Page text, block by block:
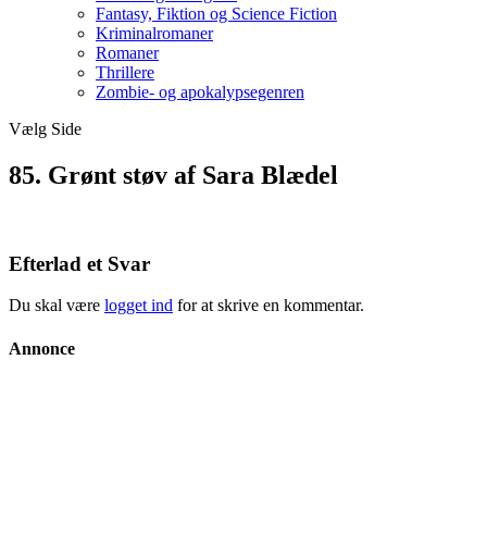
Fantasy, Fiktion og Science Fiction
Kriminalromaner
Romaner
Thrillere
Zombie- og apokalypsegenren
Vælg Side
85. Grønt støv af Sara Blædel
Efterlad et Svar
Du skal være logget ind for at skrive en kommentar.
Annonce